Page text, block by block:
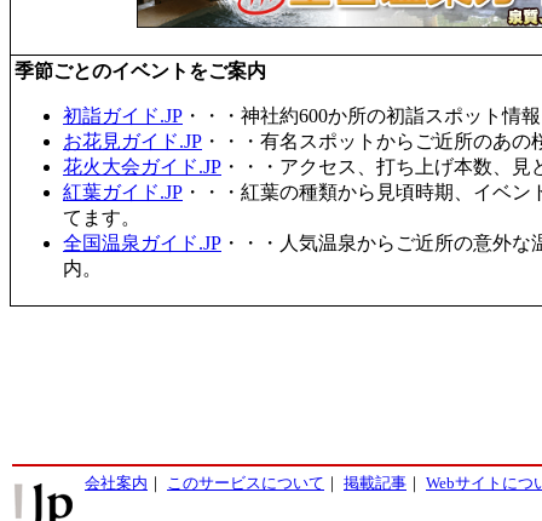
季節ごとのイベントをご案内
初詣ガイド.JP ・・・神社約600か所の初詣スポット情
お花見ガイド.JP ・・・有名スポットからご近所のあ
花火大会ガイド.JP ・・・アクセス、打ち上げ本数、
紅葉ガイド.JP ・・・紅葉の種類から見頃時期、イベ
てます。
全国温泉ガイド.JP ・・・人気温泉からご近所の意外
内。
会社案内 ｜ このサービスについて ｜ 掲載記事 ｜ Webサイトにつ